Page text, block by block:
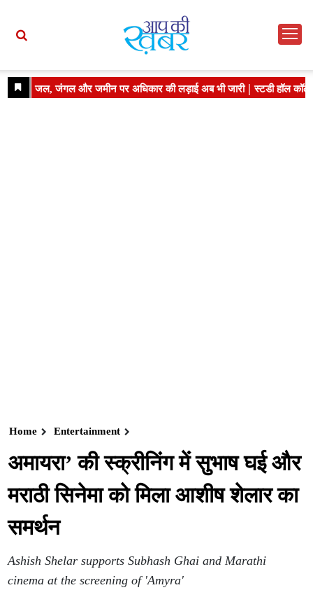
Home Entertainment
अमायरा’ की स्क्रीनिंग में सुभाष घई और
मराठी सिनेमा को मिला आशीष शेलार का
समर्थन
Ashish Shelar supports Subhash Ghai and Marathi
cinema at the screening of 'Amyra'